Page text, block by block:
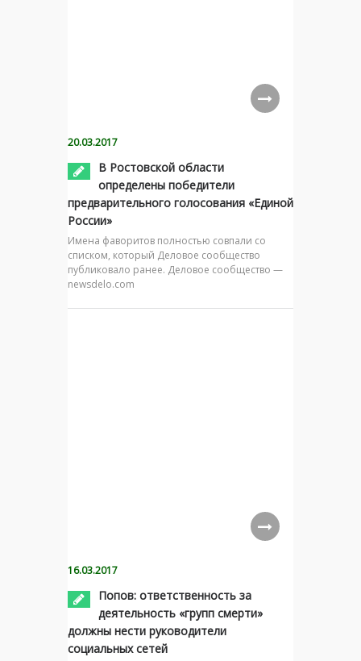
20.03.2017
В Ростовской области
определены победители
предварительного голосования «Единой
России»
Имена фаворитов полностью совпали со
списком, который Деловое сообщество
публиковало ранее. Деловое сообщество —
newsdelo.com
16.03.2017
Попов: ответственность за
деятельность «групп смерти»
должны нести руководители
социальных сетей